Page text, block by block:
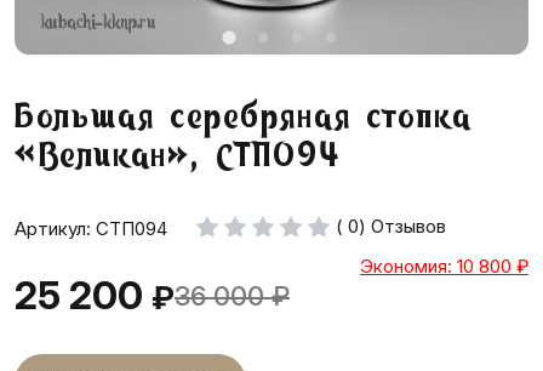
Большая серебряная стопка
«Великан», СТП094
Артикул: СТП094 ( 0) Отзывов
25 200 ₽36 000 ₽
Экономия: 10 800 ₽